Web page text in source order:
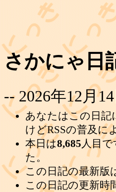
さかにゃ日
-- 2026年12月
あなたはこの日記
けどRSSの普及に
本日は8,685人目
た。
この日記の最新版
この日記の更新時